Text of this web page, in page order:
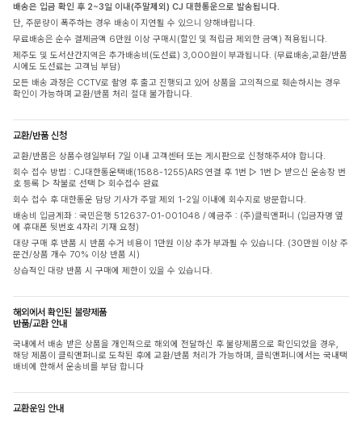
배송은 입금 확인 후 2~3일 이내(주말제외) CJ 대한통운으로 발송됩니다.
단, 주문량이 폭주하는 경우 배송이 지연될 수 있으니 양해바랍니다.
무료배송은 순수 결제금액 6만원 이상 구매시(할인 및 적립금 제외한 금액) 적용됩니다.
제주도 및 도서산간지역은 추가배송비(도선료) 3,000원이 부과됩니다. (무료배송,교환/반품
시에도 도선료는 고객님 부담)
모든 배송 과정은 CCTV로 촬영 후 출고 진행되고 있어 상품을 고의적으로 훼손하시는 경우
확인이 가능하며 교환/반품 처리 절대 불가합니다.
교환/반품 신청
교환/반품은 상품수령일부터 7일 이내 고객센터 또는 게시판으로 신청해주셔야 합니다.
회수 접수 방법 : CJ대한통운택배(1588-1255)ARS 연결 후 1번 ▷ 1번 ▷ 받으신 운송장 번
호 등록 ▷ 착불로 선택 ▷ 회수접수 완료
회수 접수 후 대한통운 담당 기사가 주말 제외 1-2일 이내에 회수지로 방문합니다.
배송비 입금계좌 : 국민은행 512637-01-001048 / 예금주 : (주)클릭앤퍼니 (입금자명 옆
에 휴대폰 뒷번호 4자리 기재 요청)
대량 구매 후 반품 시 반품 수거 비용이 1만원 이상 추가 부과될 수 있습니다. (30만원 이상 주
문건/상품 개수 70% 이상 반품 시)
상습적인 대량 반품 시 구매에 제한이 있을 수 있습니다.
해외에서 확인된 불량제품
반품/교환 안내
국내에서 배송 받은 상품을 개인적으로 해외에 전달하신 후 불량제품으로 확인되었을 경우,
해당 제품이 클릭앤퍼니로 도착된 후에 교환/반품 처리가 가능하며, 클릭앤퍼니에서는 국내택
배비에 한해서 운송비를 부담 합니다
교환운임 안내